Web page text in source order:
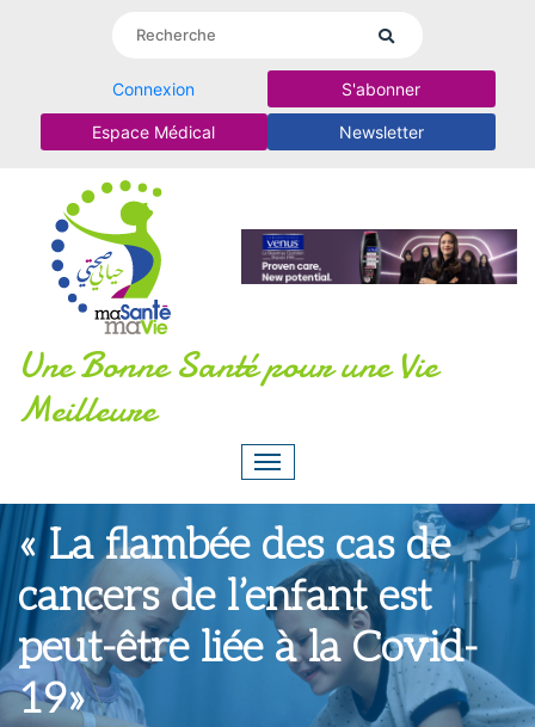
Connexion S'abonner
Espace Médical Newsletter
Une Bonne Santé pour une Vie
Meilleure
« La flambée des cas de
cancers de l’enfant est
peut-être liée à la Covid-
19»